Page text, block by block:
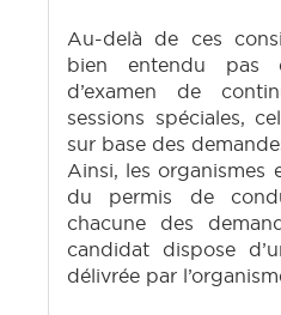
Au-delà de ces
bien entendu pas
d’examen de
sessions spéciales,
sur base des
Ainsi, les organismes
du permis de
chacune des
candidat dispose
délivrée par